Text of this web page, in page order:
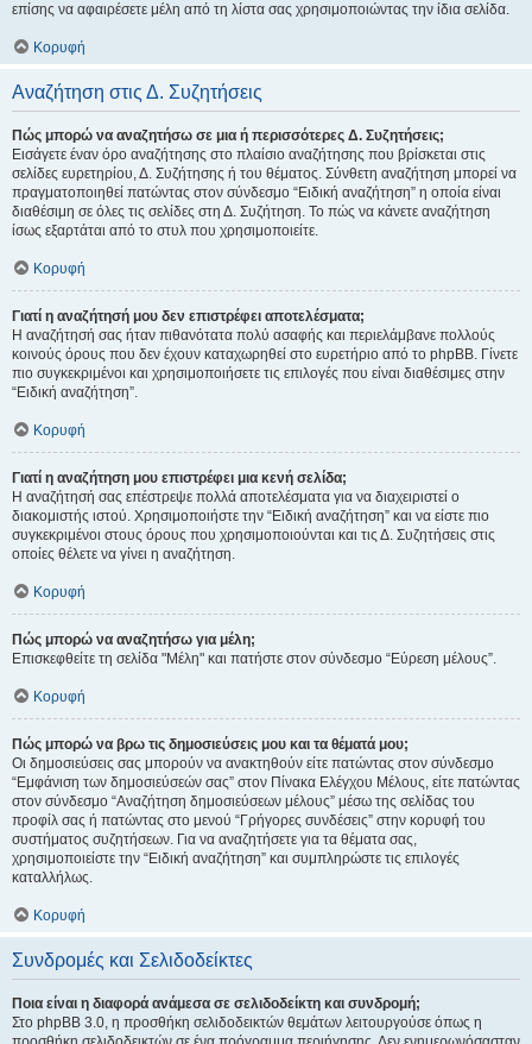
επίσης να αφαιρέσετε μέλη από τη λίστα σας χρησιμοποιώντας την ίδια σελίδα.
Κορυφή
Αναζήτηση στις Δ. Συζητήσεις
Πώς μπορώ να αναζητήσω σε μια ή περισσότερες Δ. Συζητήσεις;
Εισάγετε έναν όρο αναζήτησης στο πλαίσιο αναζήτησης που βρίσκεται στις
σελίδες ευρετηρίου, Δ. Συζήτησης ή του θέματος. Σύνθετη αναζήτηση μπορεί να
πραγματοποιηθεί πατώντας στον σύνδεσμο “Ειδική αναζήτηση” η οποία είναι
διαθέσιμη σε όλες τις σελίδες στη Δ. Συζήτηση. Το πώς να κάνετε αναζήτηση
ίσως εξαρτάται από το στυλ που χρησιμοποιείτε.
Κορυφή
Γιατί η αναζήτησή μου δεν επιστρέφει αποτελέσματα;
Η αναζήτησή σας ήταν πιθανότατα πολύ ασαφής και περιελάμβανε πολλούς
κοινούς όρους που δεν έχουν καταχωρηθεί στο ευρετήριο από το phpBB. Γίνετε
πιο συγκεκριμένοι και χρησιμοποιήσετε τις επιλογές που είναι διαθέσιμες στην
“Ειδική αναζήτηση”.
Κορυφή
Γιατί η αναζήτηση μου επιστρέφει μια κενή σελίδα;
Η αναζήτησή σας επέστρεψε πολλά αποτελέσματα για να διαχειριστεί ο
διακομιστής ιστού. Χρησιμοποιήστε την “Ειδική αναζήτηση” και να είστε πιο
συγκεκριμένοι στους όρους που χρησιμοποιούνται και τις Δ. Συζητήσεις στις
οποίες θέλετε να γίνει η αναζήτηση.
Κορυφή
Πώς μπορώ να αναζητήσω για μέλη;
Επισκεφθείτε τη σελίδα "Μέλη" και πατήστε στον σύνδεσμο “Εύρεση μέλους”.
Κορυφή
Πώς μπορώ να βρω τις δημοσιεύσεις μου και τα θέματά μου;
Οι δημοσιεύσεις σας μπορούν να ανακτηθούν είτε πατώντας στον σύνδεσμο
“Εμφάνιση των δημοσιεύσεών σας” στον Πίνακα Ελέγχου Μέλους, είτε πατώντας
στον σύνδεσμο “Αναζήτηση δημοσιεύσεων μέλους” μέσω της σελίδας του
προφίλ σας ή πατώντας στο μενού “Γρήγορες συνδέσεις” στην κορυφή του
συστήματος συζητήσεων. Για να αναζητήσετε για τα θέματα σας,
χρησιμοποιείστε την “Ειδική αναζήτηση” και συμπληρώστε τις επιλογές
καταλλήλως.
Κορυφή
Συνδρομές και Σελιδοδείκτες
Ποια είναι η διαφορά ανάμεσα σε σελιδοδείκτη και συνδρομή;
Στο phpBB 3.0, η προσθήκη σελιδοδεικτών θεμάτων λειτουργούσε όπως η